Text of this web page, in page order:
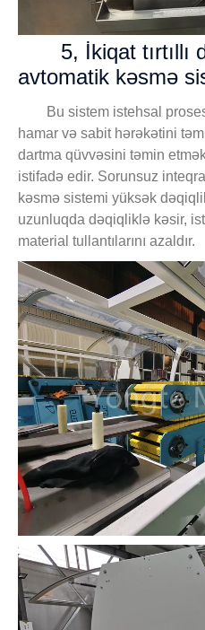
5, İkiqat tırtıllı
avtomatik kəsmə
Bu sistem istehsal
hamar və sabit hərəkətini
dartma qüvvəsini təmin
istifadə edir. Sorunsuz
kəsmə sistemi yüksək
uzunluqda dəqiqliklə kəsir,
material tullantılarını azaldır.